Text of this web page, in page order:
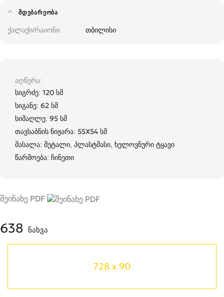
ᲛᲓᲔᲑᲐᲠᲔᲝᲑᲐ
ქალაქი/რაიონი თბილისი
აღწერა
სიგრძე: 120 სმ
სიგანე: 62 სმ
სიმაღლე: 95 სმ
თავსაბნის ნიჟარა: 55X54 სმ
მასალა: მეტალი, პლასტმასი, ხელოვნური ტყავი
წარმოება: ჩინეთი
შეინახე PDF
638 ნახვა
728 x 90